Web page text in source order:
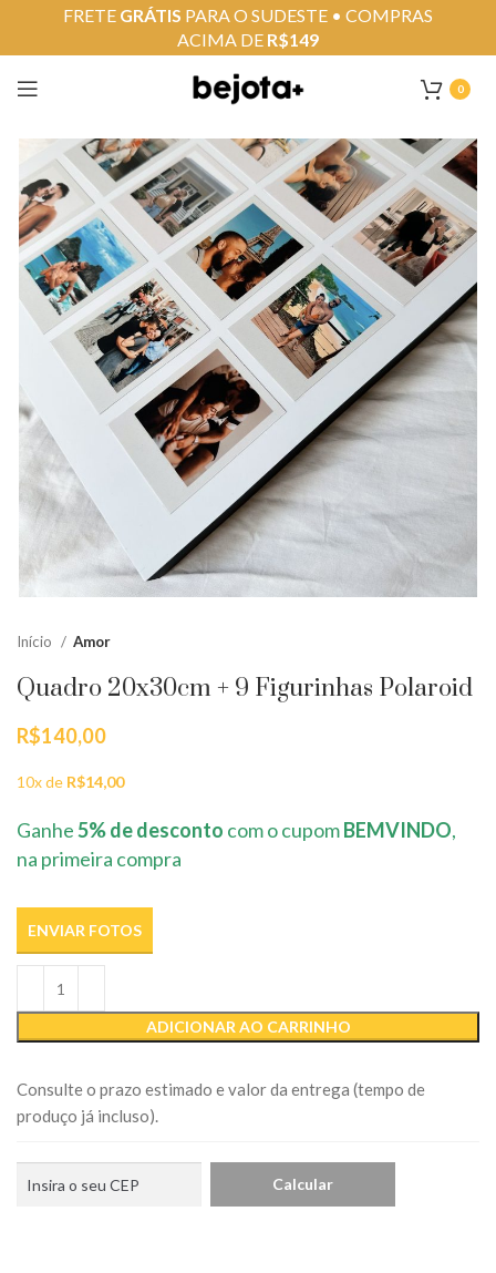
0
Início Amor
Quadro 20x30cm + 9 Figurinhas Polaroid
R$140,00
10x de R$14,00
Ganhe5% de desconto com o cupomBEMVINDO,
na primeira compra
ENVIAR FOTOS
ADICIONAR AO CARRINHO
Consulte o prazo estimado e valor da entrega (tempo de
produço já incluso).
FRETE GRÁTIS PARA O SUDESTE • COMPRAS
ACIMA DE R$149